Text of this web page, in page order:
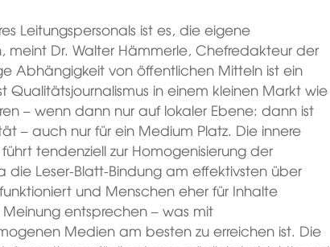
Leitungspersonals ist es, die eigene
meint Dr. Walter Hämmerle, Chefredakteur der
Abhängigkeit von öffentlichen Mitteln ist ein
Qualitätsjournalismus in einem kleinen Markt wie
– wenn dann nur auf lokaler Ebene: dann ist
– auch nur für ein Medium Platz. Die innere
tendenziell zur Homogenisierung der
Leser-Blatt-Bindung am effektivsten über
und Menschen eher für Inhalte
entsprechen – was mit
Medien am besten zu erreichen ist. Die